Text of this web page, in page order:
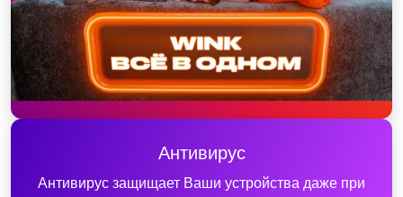
Антивирус
Антивирус защищает Ваши устройства даже при